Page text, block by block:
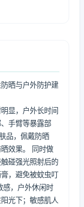
晒与户外防护建
显，户外长时间
手臂等暴露部
品，佩戴防晒
效果。 同时做
碰强光照射后的
，避免被蚊虫叮
感，户外休闲时
光下；敏感肌人